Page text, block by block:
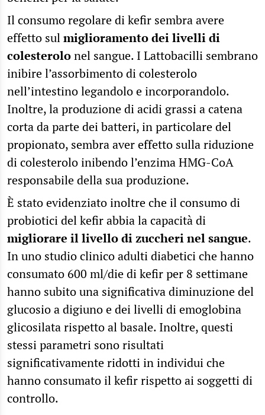
Il consumo regolare di kefir sembra avere
effetto sulmiglioramento dei livelli di
colesterolonel sangue. I Lattobacilli sembrano
inibire l’assorbimento di colesterolo
nell’intestino legandolo e incorporandolo.
Inoltre, la produzione di acidi grassi a catena
corta da parte dei batteri, in particolare del
propionato, sembra aver effetto sulla riduzione
di colesterolo inibendo l’enzima HMG-CoA
responsabile della sua produzione.
È stato evidenziato inoltre che il consumo di
probiotici del kefir abbia la capacità di
migliorare il livello di zuccheri nel sangue.
In uno studio clinico adulti diabetici che hanno
consumato 600 ml/die di kefir per 8 settimane
hanno subito una significativa diminuzione del
glucosio a digiuno e dei livelli di emoglobina
glicosilata rispetto al basale. Inoltre, questi
stessi parametri sono risultati
significativamente ridotti in individui che
hanno consumato il kefir rispetto ai soggetti di
controllo.